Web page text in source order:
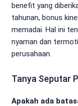
benefit yang
tahunan, bonus
memadai. Hal ini
nyaman dan
perusahaan.
Tanya Seputar
Apakah ada